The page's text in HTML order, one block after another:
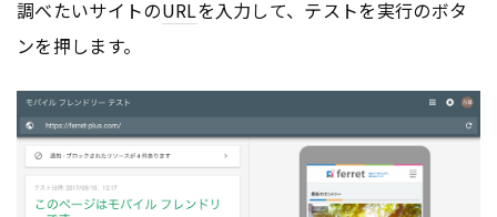
調べたいサイトのURLを入力して、テストを実行のボタ
ンを押します。